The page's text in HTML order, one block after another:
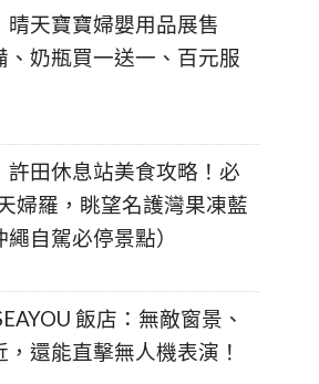
晴天寶寶婦嬰用品展售
、奶瓶買一送一、百元服
許田休息站美食攻略！必
婦羅，眺望名護灣果凍藍
自駕必停景點）
飯店：無敵窗景、
還能直擊無人機表演！